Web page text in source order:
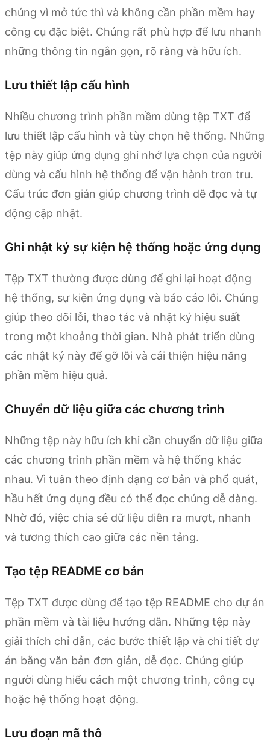
chúng vì mở tức thì và không cần phần mềm hay
công cụ đặc biệt. Chúng rất phù hợp để lưu nhanh
những thông tin ngắn gọn, rõ ràng và hữu ích.
Lưu thiết lập cấu hình
Nhiều chương trình phần mềm dùng tệp TXT để
lưu thiết lập cấu hình và tùy chọn hệ thống. Những
tệp này giúp ứng dụng ghi nhớ lựa chọn của người
dùng và cấu hình hệ thống để vận hành trơn tru.
Cấu trúc đơn giản giúp chương trình dễ đọc và tự
động cập nhật.
Ghi nhật ký sự kiện hệ thống hoặc ứng dụng
Tệp TXT thường được dùng để ghi lại hoạt động
hệ thống, sự kiện ứng dụng và báo cáo lỗi. Chúng
giúp theo dõi lỗi, thao tác và nhật ký hiệu suất
trong một khoảng thời gian. Nhà phát triển dùng
các nhật ký này để gỡ lỗi và cải thiện hiệu năng
phần mềm hiệu quả.
Chuyển dữ liệu giữa các chương trình
Những tệp này hữu ích khi cần chuyển dữ liệu giữa
các chương trình phần mềm và hệ thống khác
nhau. Vì tuân theo định dạng cơ bản và phổ quát,
hầu hết ứng dụng đều có thể đọc chúng dễ dàng.
Nhờ đó, việc chia sẻ dữ liệu diễn ra mượt, nhanh
và tương thích cao giữa các nền tảng.
Tạo tệp README cơ bản
Tệp TXT được dùng để tạo tệp README cho dự án
phần mềm và tài liệu hướng dẫn. Những tệp này
giải thích chỉ dẫn, các bước thiết lập và chi tiết dự
án bằng văn bản đơn giản, dễ đọc. Chúng giúp
người dùng hiểu cách một chương trình, công cụ
hoặc hệ thống hoạt động.
Lưu đoạn mã thô